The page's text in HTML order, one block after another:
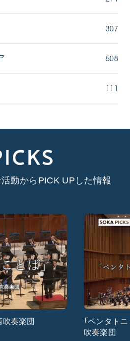
307
508
111
動からPICK UPした情報
吹奏楽団
「ペンタト
吹奏楽団